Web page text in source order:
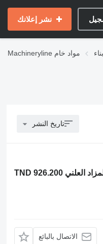
نشر إعلانك
Machineryline مواد خام
تاريخ النشر
TND 926.200
الاتصال بالبائع